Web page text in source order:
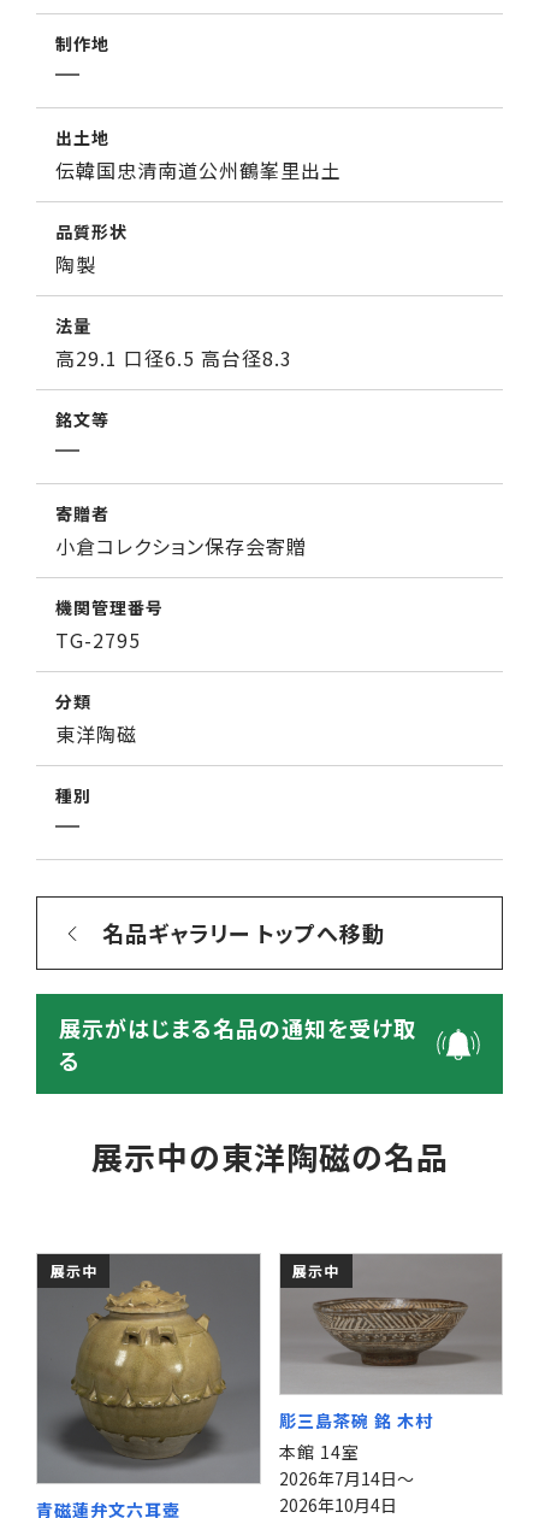
制作地
出土地
伝韓国忠清南道公州鶴峯里出土
品質形状
陶製
法量
高29.1 口径6.5 高台径8.3
銘文等
寄贈者
小倉コレクション保存会寄贈
機関管理番号
TG-2795
分類
東洋陶磁
種別
名品ギャラリー トップへ移動
展示がはじまる名品の通知を受け取
る
展示中の東洋陶磁の名品
展示中
青磁蓮弁文六耳壺
展示中
彫三島茶碗 銘 木村
本館 14室
2026年7月14日～
2026年10月4日